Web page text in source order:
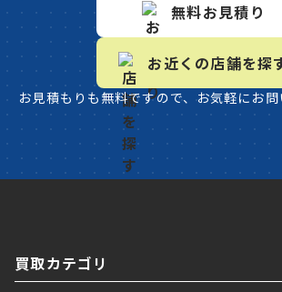
無料お見積り
お近くの店舗を探
お見積もりも無料ですので、お気軽にお
買取カテゴリ